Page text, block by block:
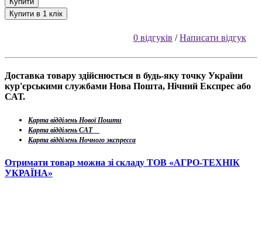
Купити в 1 клік
0 відгуків /Написати відгук
Доставка товару здійснюється в будь-яку точку України
кур'єрськими службами Нова Пошта, Нічний Експрес або
САТ.
Карта відділень Нової Пошти
Карта відділень САТ
Карта відділень Ночного экспресса
Отримати товар можна зі складу ТОВ «АГРО-ТЕХНІК
УКРАЇНА»